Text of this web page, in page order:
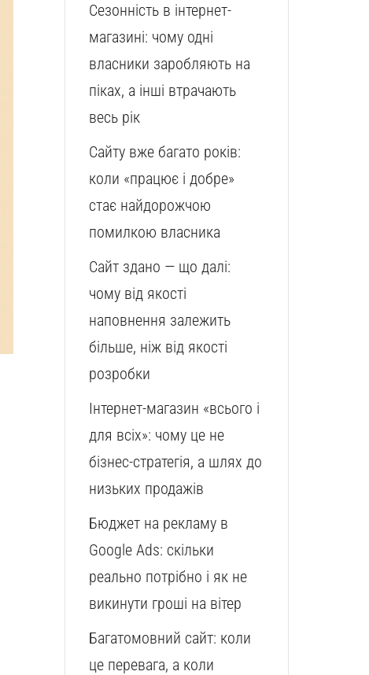
Сезонність в інтернет-
магазині: чому одні
власники заробляють на
піках, а інші втрачають
весь рік
Сайту вже багато років:
коли «працює і добре»
стає найдорожчою
помилкою власника
Сайт здано — що далі:
чому від якості
наповнення залежить
більше, ніж від якості
розробки
Інтернет-магазин «всього і
для всіх»: чому це не
бізнес-стратегія, а шлях до
низьких продажів
Бюджет на рекламу в
Google Ads: скільки
реально потрібно і як не
викинути гроші на вітер
Багатомовний сайт: коли
це перевага, а коли